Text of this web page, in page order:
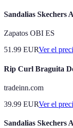
Sandalias Skechers
Zapatos OBI ES
51.99 EURVer el
Rip Curl Braguita
tradeinn.com
39.99 EURVer el
Sandalias Skechers